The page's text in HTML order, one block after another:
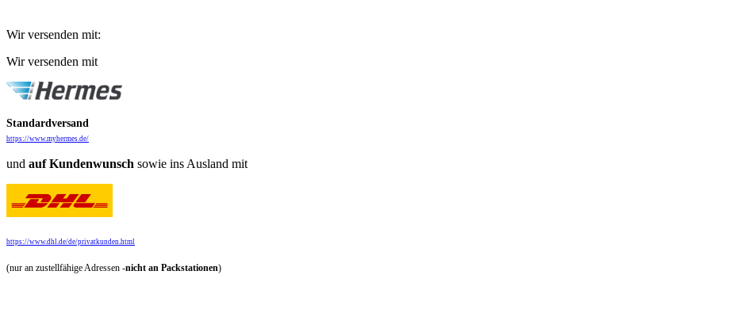
Wir versenden mit:
Wir versenden mit
Standardversand
https://www.myhermes.de/
und auf Kundenwunsch sowie ins Ausland mit
https://www.dhl.de/de/privatkunden.html
(nur an zustellfähige Adressen -nicht an Packstationen)